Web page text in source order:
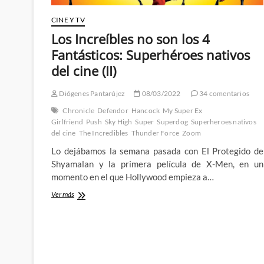
CINE Y TV
Los Increíbles no son los 4
Fantásticos: Superhéroes nativos
del cine (II)
Diógenes Pantarújez 08/03/2022
34 comentarios
Chronicle Defendor Hancock My Super Ex
Girlfriend Push Sky High Super Superdog Superheroes nativos
del cine The Incredibles Thunder Force Zoom
Lo dejábamos la semana pasada con El Protegido de
Shyamalan y la primera película de X-Men, en un
momento en el que Hollywood empieza a…
Ver másLos